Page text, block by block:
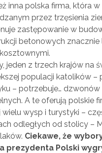
inna polska firma, która w
przez trzęsienia
zastępowanie w
betonowych znacznie
jeden z trzech krajów na
populacji katolików –
– potrzebuje… dzwonów
A te oferują polskie
wielu wysp i turystyki –
odległych od stolicy –
Ciekawe, że
prezydenta Polski